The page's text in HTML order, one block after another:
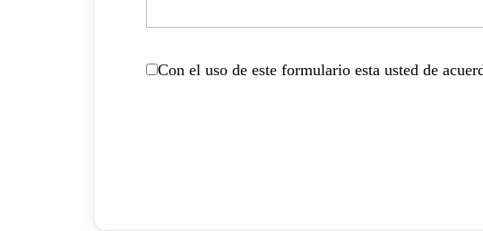
Con el uso de este formulario esta usted de